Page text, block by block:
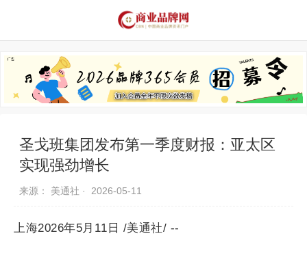
推荐品牌 品牌故事
圣戈班集团发布第一季度财报：亚太区
实现强劲增长
来源： 美通社 · 2026-05-11
上海2026年5月11日 /美通社/ --